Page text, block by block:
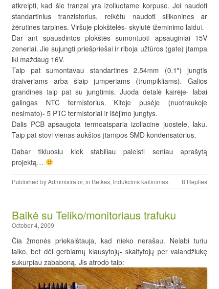
atkreipti, kad šie tranzai yra izoliuotame korpuse. Jei naudoti
standartinius tranzistorius, reikėtu naudoti silikonines ar
žėrutines tarpines. Viršuje plokštelės- skylutė ižeminimo laidui.
Dar ant spausdintos plokštės sumontuoti apsauginiai 15V
zeneriai. Jie sujungti priešpriešai ir riboja užtūros (gate) įtampa
iki maždaug 16V.
Taip pat sumontavau standartines 2.54mm (0.1″) jungtis
draiveriams arba šiaip jumperiams (trumpikliams). Galios
grandinės taip pat su jungtimis. Juoda detalė kairėje- labai
galingas NTC termistorius. Kitoje pusėje (nuotraukoje
nesimato)- 5 PTC termistoriai ir išėjimo jungtys.
Dalis PCB apsaugota termoatsparia izoliacine juostele, laku.
Taip pat stovi vienas aukštos įtampos SMD kondensatorius.
Dabar tikiuosiu kiek stabiliau paleisti seniau aprašytą
projektą…
Published byAdministrator, in Betkas, Indukcinis kaitinimas. 8 Replies
Baikė su Teliko/monitoriaus trafuku
October 4, 2009
Čia žmonės priekaištauja, kad nieko nerašau. Nelabi turiu
laiko, bet dėl gerbiamų klausytojų- skaitytojų per valandžiukę
sukurpiau zababoną. Jis atrodo taip: